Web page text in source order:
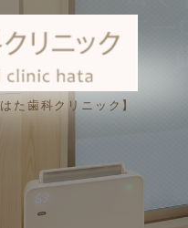
た歯科クリニック】